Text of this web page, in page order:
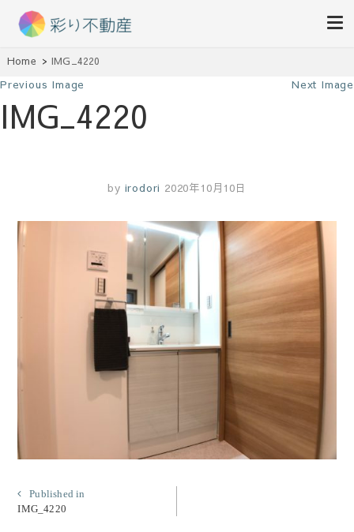
彩り不動産
Home IMG_4220
Previous Image Next Image
IMG_4220
by irodori 2020年10月10日
投
稿
Published in
IMG_4220